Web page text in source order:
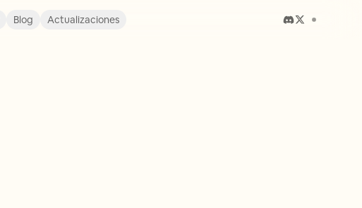
Blog Actualizaciones